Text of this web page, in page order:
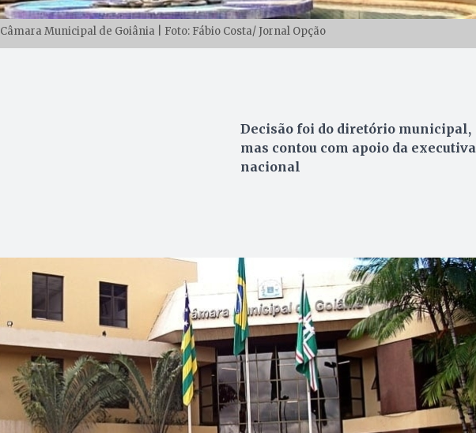
Câmara Municipal de Goiânia | Foto: Fábio Costa/ Jornal Opção
Decisão foi do diretório municipal,
mas contou com apoio da executiva
nacional